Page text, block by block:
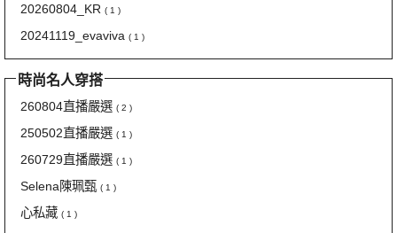
20260804_KR ( 1 )
20241119_evaviva ( 1 )
時尚名人穿搭
260804直播嚴選 ( 2 )
250502直播嚴選 ( 1 )
260729直播嚴選 ( 1 )
Selena陳珮甄 ( 1 )
心私藏 ( 1 )